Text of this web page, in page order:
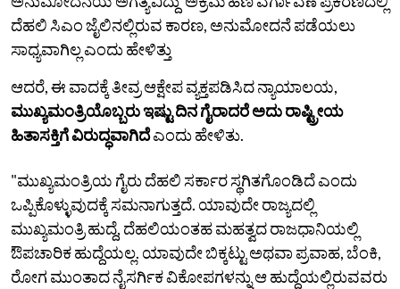
ದೆಹಲಿ ಸಿಎಂ ಜೈಲಿನಲ್ಲಿರುವ ಕಾರಣ, ಅನುಮೋದನೆ ಪಡೆಯಲು
ಸಾಧ್ಯವಾಗಿಲ್ಲ ಎಂದು ಹೇಳಿತ್ತು
ಆದರೆ, ಈ ವಾದಕ್ಕೆ ತೀವ್ರ ಆಕ್ಷೇಪ ವ್ಯಕ್ತಪಡಿಸಿದ ನ್ಯಾಯಾಲಯ,
ಮುಖ್ಯಮಂತ್ರಿಯೊಬ್ಬರು ಇಷ್ಟು ದಿನ ಗೈರಾದರೆ ಅದು ರಾಷ್ಟ್ರೀಯ
ಹಿತಾಸಕ್ತಿಗೆ ವಿರುದ್ಧವಾಗಿದೆಎಂದು ಹೇಳಿತು.
"ಮುಖ್ಯಮಂತ್ರಿಯ ಗೈರು ದೆಹಲಿ ಸರ್ಕಾರ ಸ್ಥಗಿತಗೊಂಡಿದೆ ಎಂದು
ಒಪ್ಪಿಕೊಳ್ಳುವುದಕ್ಕೆ ಸಮನಾಗುತ್ತದೆ. ಯಾವುದೇ ರಾಜ್ಯದಲ್ಲಿ
ಮುಖ್ಯಮಂತ್ರಿ ಹುದ್ದೆ, ದೆಹಲಿಯಂತಹ ಮಹತ್ವದ ರಾಜಧಾನಿಯಲ್ಲಿ
ಔಪಚಾರಿಕ ಹುದ್ದೆಯಲ್ಲ. ಯಾವುದೇ ಬಿಕ್ಕಟ್ಟು ಅಥವಾ ಪ್ರವಾಹ, ಬೆಂಕಿ,
ರೋಗ ಮುಂತಾದ ನೈಸರ್ಗಿಕ ವಿಕೋಪಗಳನ್ನು ಆ ಹುದ್ದೆಯಲ್ಲಿರುವವರು